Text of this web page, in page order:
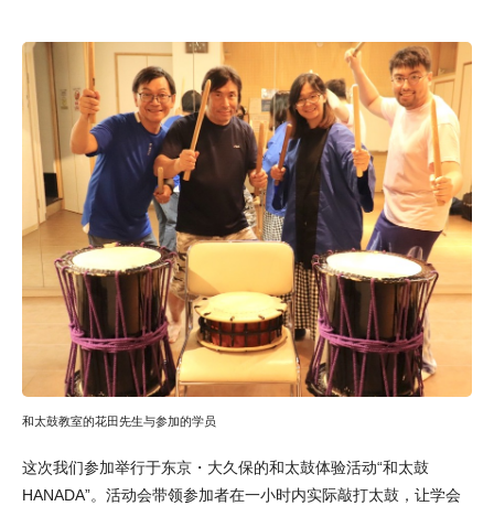
和太鼓教室的花田先生与参加的学员
这次我们参加举行于东京・大久保的和太鼓体验活动“和太鼓
HANADA”。活动会带领参加者在一小时内实际敲打太鼓，让学会